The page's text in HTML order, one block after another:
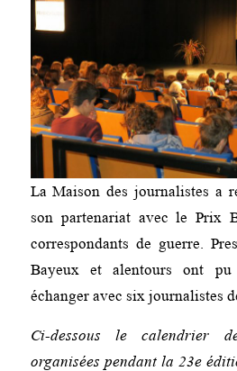
La Maison des journalistes a
son partenariat avec le Prix
correspondants de guerre.
Bayeux et alentours ont
échanger avec six journalistes
Ci-dessous le calendrier
organisées pendant la 23e